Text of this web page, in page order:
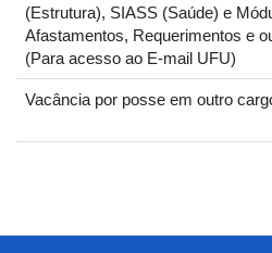
(Estrutura), SIASS (Saúde) e
Afastamentos, Requerimentos e
(Para acesso ao E-mail UFU)
Vacância por posse em outro